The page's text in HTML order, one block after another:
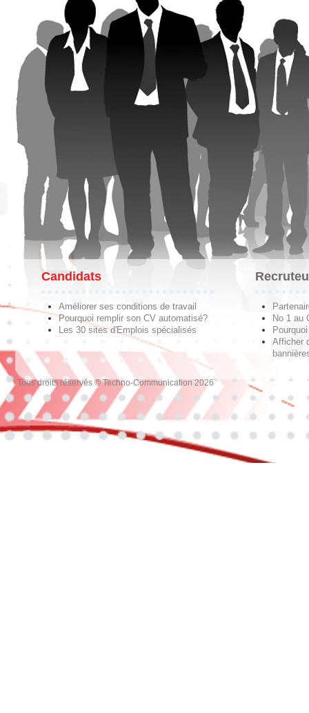
Candidats
Améliorer ses conditions de travail
Pourquoi remplir son CV automatisé?
Les 30 sites d'Emplois spécialisés
No 1 au
Afficher
Tous droits réservés © Techno-Communication 2026